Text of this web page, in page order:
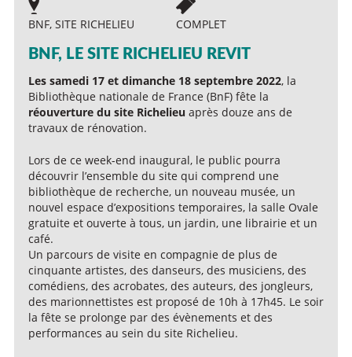
BNF, SITE RICHELIEU COMPLET
BNF, LE SITE RICHELIEU REVIT
Les samedi 17 et dimanche 18 septembre 2022, la
Bibliothèque nationale de France (BnF) fête la
réouverture du site Richelieu après douze ans de
travaux de rénovation.
Lors de ce week-end inaugural, le public pourra
découvrir l’ensemble du site qui comprend une
bibliothèque de recherche, un nouveau musée, un
nouvel espace d’expositions temporaires, la salle Ovale
gratuite et ouverte à tous, un jardin, une librairie et un
café.
Un parcours de visite en compagnie de plus de
cinquante artistes, des danseurs, des musiciens, des
comédiens, des acrobates, des auteurs, des jongleurs,
des marionnettistes est proposé de 10h à 17h45. Le soir
la fête se prolonge par des évènements et des
performances au sein du site Richelieu.